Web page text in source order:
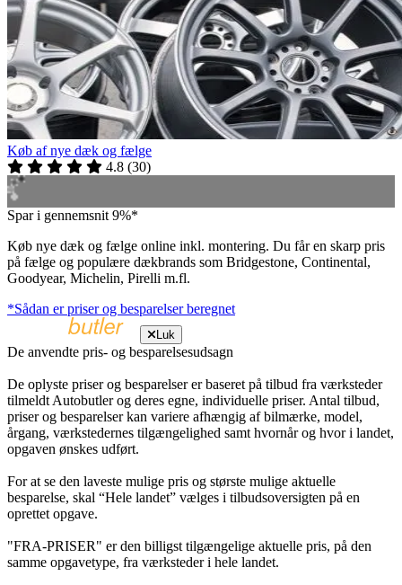
Køb af nye dæk og fælge
4.8 (30)
Spar i gennemsnit 9%*
Køb nye dæk og fælge online inkl. montering. Du får en skarp pris
på fælge og populære dækbrands som Bridgestone, Continental,
Goodyear, Michelin, Pirelli m.fl.
*Sådan er priser og besparelser beregnet
Luk
De anvendte pris- og besparelsesudsagn
De oplyste priser og besparelser er baseret på tilbud fra værksteder
tilmeldt Autobutler og deres egne, individuelle priser. Antal tilbud,
priser og besparelser kan variere afhængig af bilmærke, model,
årgang, værkstedernes tilgængelighed samt hvornår og hvor i landet,
opgaven ønskes udført.
For at se den laveste mulige pris og største mulige aktuelle
besparelse, skal “Hele landet” vælges i tilbudsoversigten på en
oprettet opgave.
"FRA-PRISER" er den billigst tilgængelige aktuelle pris, på den
samme opgavetype, fra værksteder i hele landet.